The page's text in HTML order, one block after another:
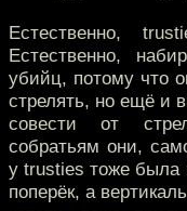
Естественно,
Естественно,
убийц, потому что
стрелять, но ещё и
совести от
собратьям они,
у trusties тоже была
поперёк, а